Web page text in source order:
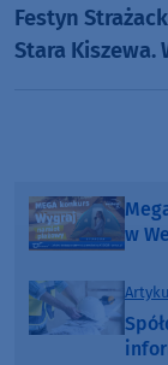
Festyn
Stara Kiszewa.
w